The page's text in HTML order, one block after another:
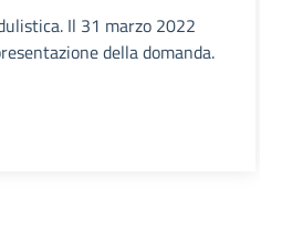
Il 31 marzo 2022
della domanda.